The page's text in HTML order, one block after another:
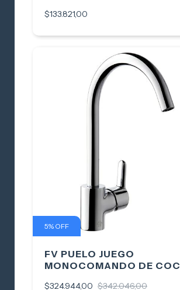
$133.821,00
5% OFF
FV PUELO JUEGO
MONOCOMANDO DE
$324.944,00 $342.046,00